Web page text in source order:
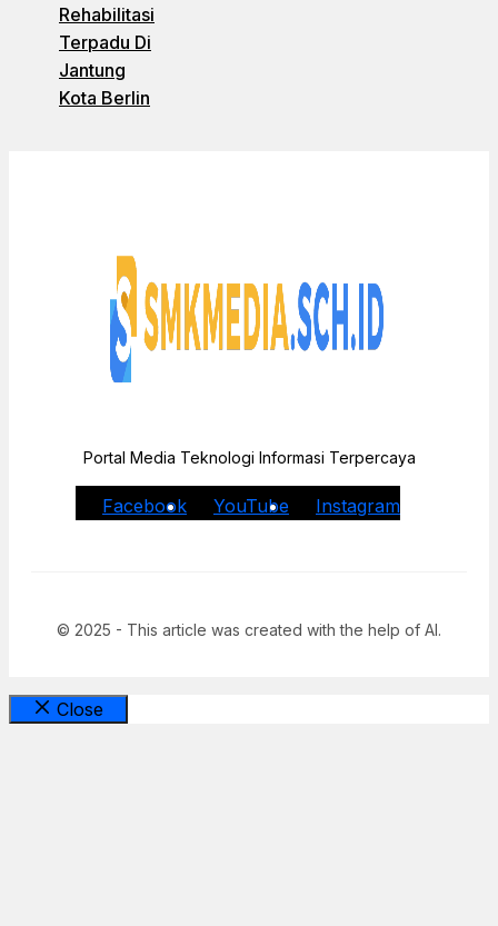
Rehabilitasi
Terpadu Di
Jantung
Kota Berlin
Portal Media Teknologi Informasi Terpercaya
Facebook YouTube Instagram
© 2025 - This article was created with the help of AI.
Close